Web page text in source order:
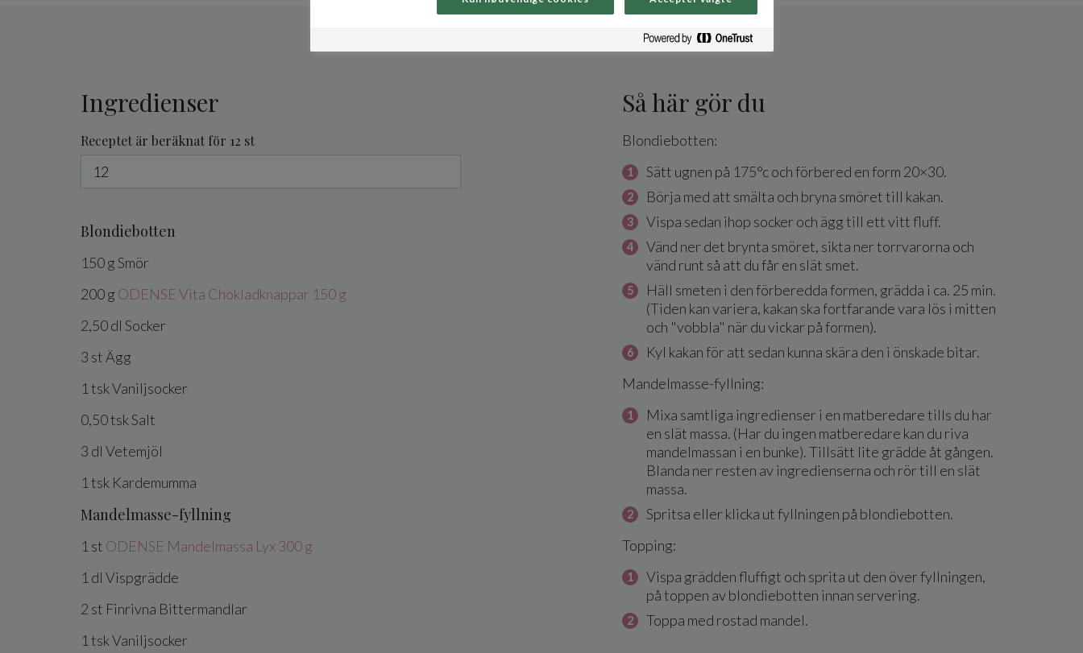
Ingredienser
Receptet är beräknat för 12 st
Blondiebotten
150gSmör
200g ODENSE Vita Chokladknappar 150 g
2,50dl Socker
3 stÄgg
1 tskVaniljsocker
0,50tskSalt
3 dl Vetemjöl
1 tsk Kardemumma
Mandelmasse-fyllning
1 st ODENSE Mandelmassa Lyx 300 g
1 dl Vispgrädde
2 st Finrivna Bittermandlar
1 tskVaniljsocker
Så här gör du
Blondiebotten:
Sätt ugnen på 175°c och förbered en form 20×30.
Börja med att smälta och bryna smöret till kakan.
Vispa sedan ihop socker och ägg till ett vitt fluff.
Vänd ner det brynta smöret, sikta ner torrvarorna och
vänd runt så att du får en slät smet.
Häll smeten i den förberedda formen, grädda i ca. 25 min.
(Tiden kan variera, kakan ska fortfarande vara lös i mitten
och "vobbla" när du vickar på formen).
Kyl kakan för att sedan kunna skära den i önskade bitar.
Mandelmasse-fyllning:
Mixa samtliga ingredienser i en matberedare tills du har
en slät massa. (Har du ingen matberedare kan du riva
mandelmassan i en bunke). Tillsätt lite grädde åt gången.
Blanda ner resten av ingredienserna och rör till en slät
massa.
Spritsa eller klicka ut fyllningen på blondiebotten.
Topping:
Vispa grädden fluffigt och sprita ut den över fyllningen,
på toppen av blondiebotten innan servering.
Toppa med rostad mandel.